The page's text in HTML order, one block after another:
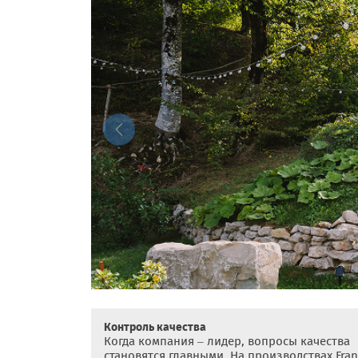
Previous
Контроль качества
Когда компания – лидер, вопросы качества